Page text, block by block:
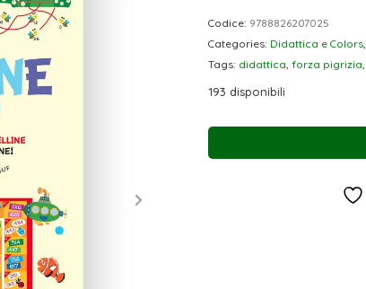
Codice: 9788826207025
Categories: Didattica e Colors,
Tags: didattica, forza pigrizia,
193 disponibili